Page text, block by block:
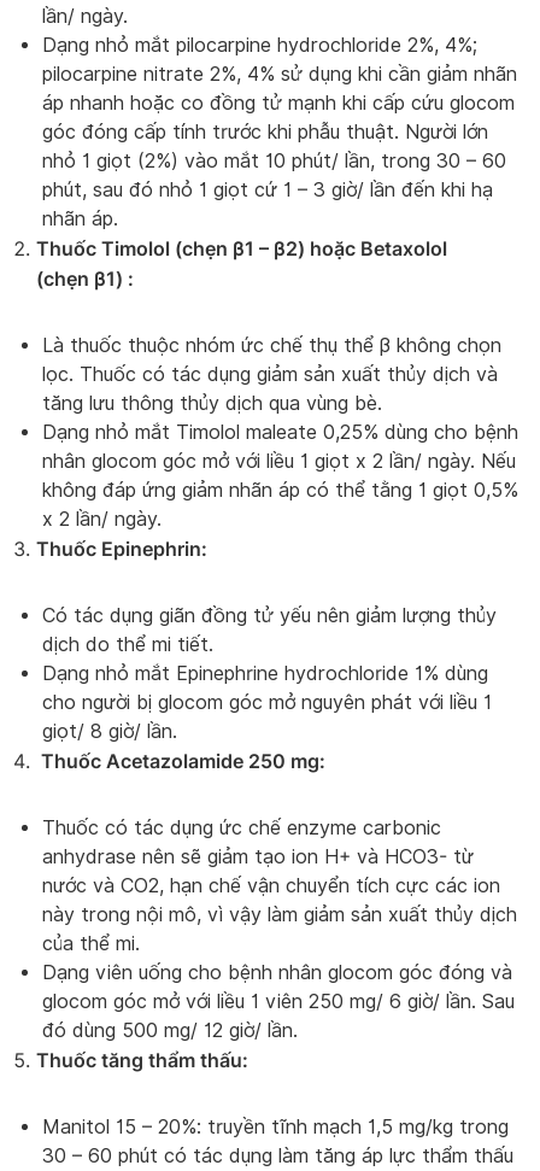
lần/ ngày.
Dạng nhỏ mắt pilocarpine hydrochloride 2%, 4%;
pilocarpine nitrate 2%, 4% sử dụng khi cần giảm nhãn
áp nhanh hoặc co đồng tử mạnh khi cấp cứu glocom
góc đóng cấp tính trước khi phẫu thuật. Người lớn
nhỏ 1 giọt (2%) vào mắt 10 phút/ lần, trong 30 – 60
phút, sau đó nhỏ 1 giọt cứ 1 – 3 giờ/ lần đến khi hạ
nhãn áp.
Thuốc Timolol (chẹn β1 – β2) hoặc Betaxolol
(chẹn β1) :
Là thuốc thuộc nhóm ức chế thụ thể β không chọn
lọc. Thuốc có tác dụng giảm sản xuất thủy dịch và
tăng lưu thông thủy dịch qua vùng bè.
Dạng nhỏ mắt Timolol maleate 0,25% dùng cho bệnh
nhân glocom góc mở với liều 1 giọt x 2 lần/ ngày. Nếu
không đáp ứng giảm nhãn áp có thể tằng 1 giọt 0,5%
x 2 lần/ ngày.
Thuốc Epinephrin:
Có tác dụng giãn đồng tử yếu nên giảm lượng thủy
dịch do thể mi tiết.
Dạng nhỏ mắt Epinephrine hydrochloride 1% dùng
cho người bị glocom góc mở nguyên phát với liều 1
giọt/ 8 giờ/ lần.
Thuốc Acetazolamide 250 mg:
Thuốc có tác dụng ức chế enzyme carbonic
anhydrase nên sẽ giảm tạo ion H+ và HCO3- từ
nước và CO2, hạn chế vận chuyển tích cực các ion
này trong nội mô, vì vậy làm giảm sản xuất thủy dịch
của thể mi.
Dạng viên uống cho bệnh nhân glocom góc đóng và
glocom góc mở với liều 1 viên 250 mg/ 6 giờ/ lần. Sau
đó dùng 500 mg/ 12 giờ/ lần.
Thuốc tăng thẩm thấu:
Manitol 15 – 20%: truyền tĩnh mạch 1,5 mg/kg trong
30 – 60 phút có tác dụng làm tăng áp lực thẩm thấu